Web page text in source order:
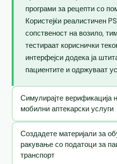
програми за рецепти со
Користејќи реалистичен
сопственост на возило,
тестираат кориснички
интерфејси додека ја
пациентите и одржуваат
Симулирајте верификација
мобилни аптекарски услуги
Создадете материјали за
ракување со податоци за
транспорт